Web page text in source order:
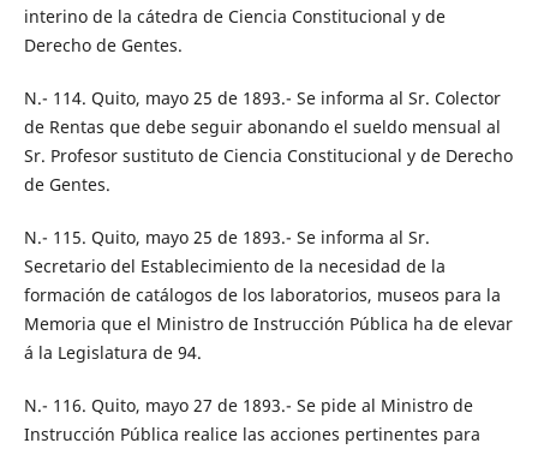
interino de la cátedra de Ciencia Constitucional y de
Derecho de Gentes.
N.- 114. Quito, mayo 25 de 1893.- Se informa al Sr. Colector
de Rentas que debe seguir abonando el sueldo mensual al
Sr. Profesor sustituto de Ciencia Constitucional y de Derecho
de Gentes.
N.- 115. Quito, mayo 25 de 1893.- Se informa al Sr.
Secretario del Establecimiento de la necesidad de la
formación de catálogos de los laboratorios, museos para la
Memoria que el Ministro de Instrucción Pública ha de elevar
á la Legislatura de 94.
N.- 116. Quito, mayo 27 de 1893.- Se pide al Ministro de
Instrucción Pública realice las acciones pertinentes para